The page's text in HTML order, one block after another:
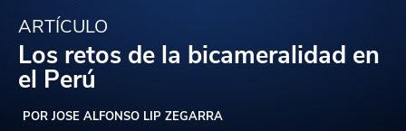
ARTÍCULO
Los retos de la bicameralidad en
el Perú
POR JOSE ALFONSO LIP ZEGARRA